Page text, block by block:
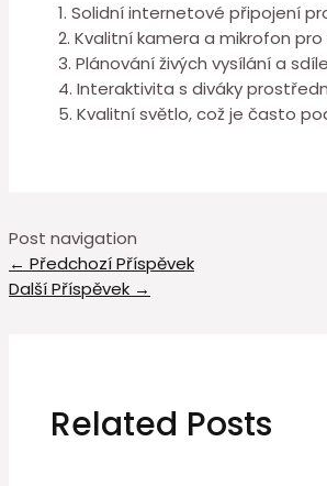
1. Solidní internetové připojení
2. Kvalitní kamera a mikrofon
3. Plánování živých vysílání a
4. Interaktivita s diváky
5. Kvalitní světlo, což je často
Post navigation
← Předchozí Příspěvek
Další Příspěvek →
Related Posts